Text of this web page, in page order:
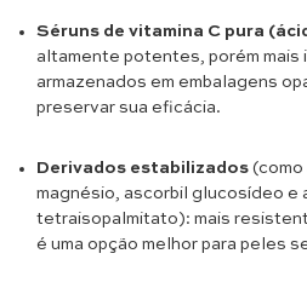
Séruns de vitamina C pura
altamente potentes, porém mais
armazenados em embalagens
preservar sua eficácia.
Derivados estabilizados
magnésio, ascorbil glucosídeo e
tetraisopalmitato): mais
é uma opção melhor para peles